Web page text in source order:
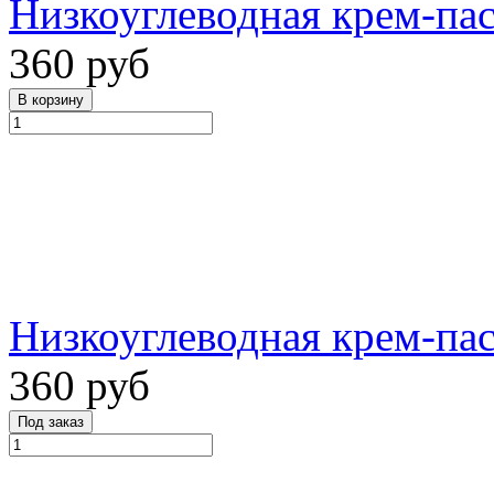
Низкоуглеводная крем-
360 руб
Низкоуглеводная крем-
360 руб